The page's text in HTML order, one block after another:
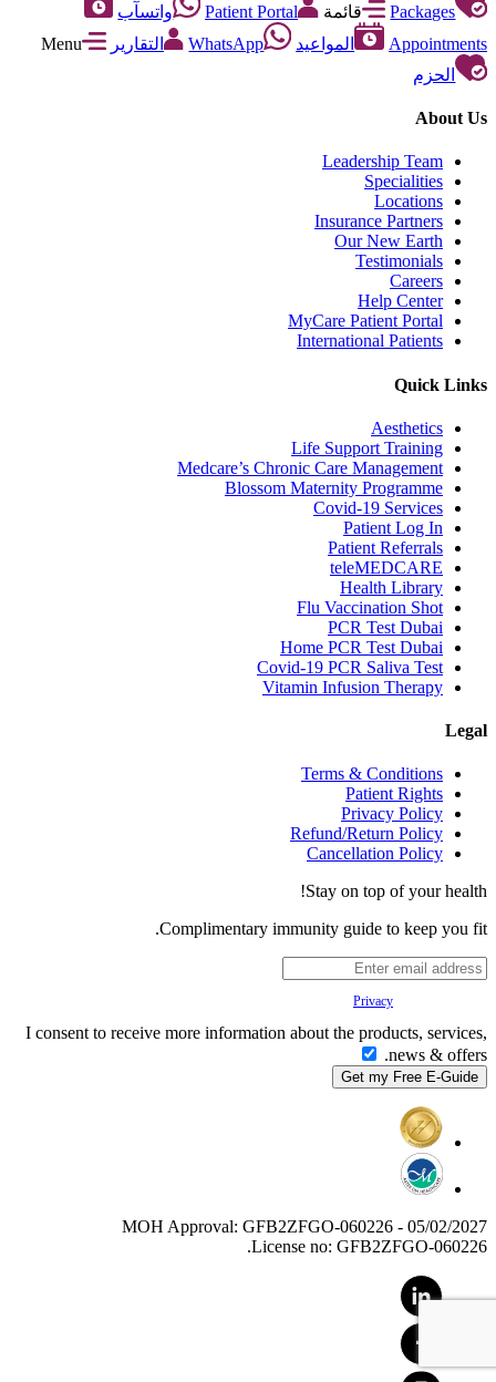
Packages قائمة Patient Portal
واتسآب
Appointments
المواعيد WhatsApp التقارير
Menu
الحزم
About Us
Leadership Team
Specialities
Locations
Insurance Partners
Our New Earth
Testimonials
Careers
Help Center
MyCare Patient Portal
International Patients
Quick Links
Aesthetics
Life Support Training
Medcare’s Chronic Care Management
Blossom Maternity Programme
Covid-19 Services
Patient Log In
Patient Referrals
teleMEDCARE
Health Library
Flu Vaccination Shot
PCR Test Dubai
Home PCR Test Dubai
Covid-19 PCR Saliva Test
Vitamin Infusion Therapy
Legal
Terms & Conditions
Patient Rights
Privacy Policy
Refund/Return Policy
Cancellation Policy
Stay on top of your health!
Complimentary immunity guide to keep you fit.
Privacy
I consent to receive more information about the products, services,
news & offers.
MOH Approval: GFB2ZFGO-060226 - 05/02/2027
License no: GFB2ZFGO-060226.